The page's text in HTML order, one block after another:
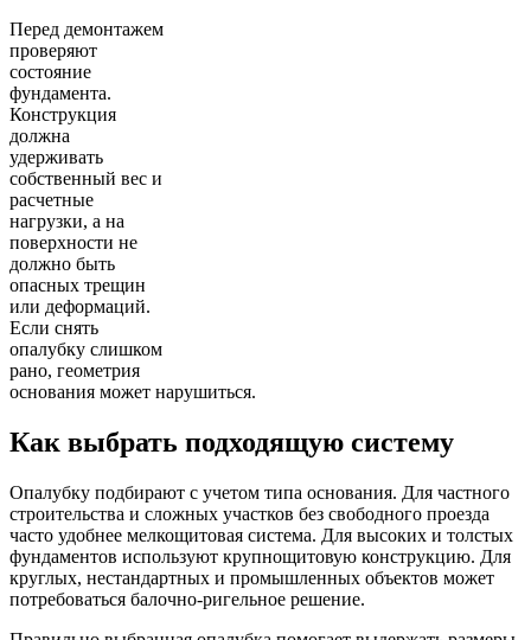
Перед демонтажем
проверяют
состояние
фундамента.
Конструкция
должна
удерживать
собственный вес и
расчетные
нагрузки, а на
поверхности не
должно быть
опасных трещин
или деформаций.
Если снять
опалубку слишком
рано, геометрия
основания может нарушиться.
Как выбрать подходящую систему
Опалубку подбирают с учетом типа основания. Для частного
строительства и сложных участков без свободного проезда
часто удобнее мелкощитовая система. Для высоких и толстых
фундаментов используют крупнощитовую конструкцию. Для
круглых, нестандартных и промышленных объектов может
потребоваться балочно-ригельное решение.